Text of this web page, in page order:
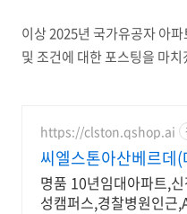
이상2025년 국가유공자 아
및 조건에 대한 포스팅을 마
https://clston.qshop.ai
씨엘스톤아산베르데(
1644 1896 방문등록
명품 10년임대아파트,
성캠퍼스,경찰병원인근